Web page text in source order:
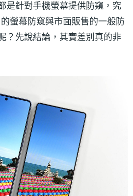
是針對手機螢幕提供防窺，究
螢幕防窺與市面販售的一般防
？先說結論，其實差別真的非